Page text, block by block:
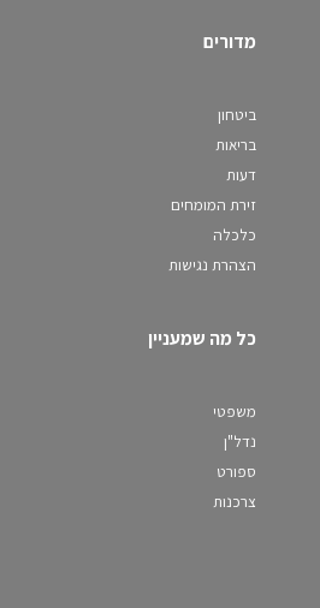
מדורים
ביטחון
בריאות
דעות
זירת המומחים
כלכלה
הצהרת נגישות
כל מה שמעניין
משפטי
נדל"ן
ספורט
צרכנות